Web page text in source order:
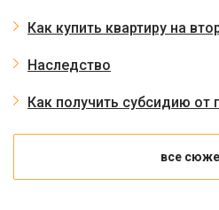
Как купить квартиру на
Наследство
Как получить субсидию от
все